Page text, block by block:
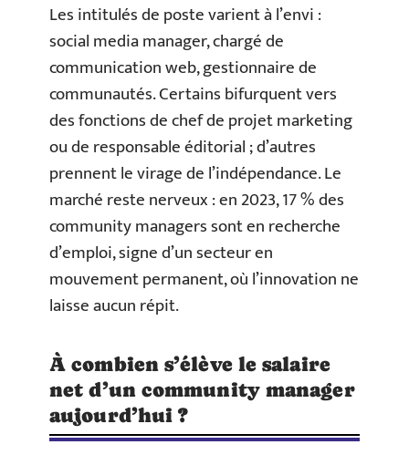
Les intitulés de poste varient à l’envi :
social media manager, chargé de
communication web, gestionnaire de
communautés. Certains bifurquent vers
des fonctions de chef de projet marketing
ou de responsable éditorial ; d’autres
prennent le virage de l’indépendance. Le
marché reste nerveux : en 2023, 17 % des
community managers sont en recherche
d’emploi, signe d’un secteur en
mouvement permanent, où l’innovation ne
laisse aucun répit.
À combien s’élève le salaire
net d’un community manager
aujourd’hui ?